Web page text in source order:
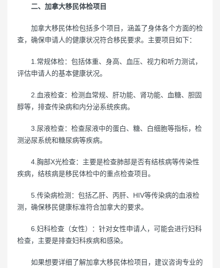
二、加拿大移民体检项目
加拿大移民体检包括多个项目，涵盖了身体各个方面的检
查，确保申请人的健康状况符合移民要求。主要项目如下：
1.常规体检：包括体重、身高、血压、视力和听力测试，
评估申请人的基本健康状况。
2.血液检查：检测血常规、肝功能、肾功能、血糖、胆固
醇等，排查传染病和内分泌系统疾病。
3.尿液检查：检查尿液中的蛋白、糖、白细胞等指标，检
测泌尿系统和糖尿病等疾病。
4.胸部X光检查：主要是检查肺部是否有结核病等传染性
疾病，结核病是移民体检中的重点检查项目。
5.传染病检测：包括乙肝、丙肝、HIV等传染病的血液检
测，确保移民健康标准符合加拿大的要求。
6.妇科检查（女性）：针对女性申请人，可能会进行妇科
检查，主要是排查妇科疾病和感染。
如果想要详细了解加拿大移民体检项目，建议咨询专业的